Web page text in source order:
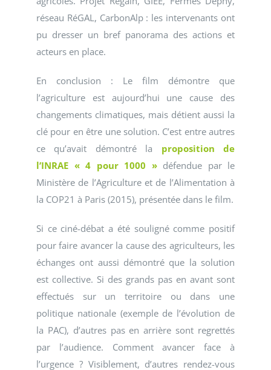
réseau RéGAL, CarbonAlp : les intervenants ont
pu dresser un bref panorama des actions et
acteurs en place.
En conclusion : Le film démontre que
l’agriculture est aujourd’hui une cause des
changements climatiques, mais détient aussi la
clé pour en être une solution. C’est entre autres
ce qu’avait démontré la proposition de
l’INRAE « 4 pour 1000 »défendue par le
Ministère de l’Agriculture et de l’Alimentation à
la COP21 à Paris (2015), présentée dans le film.
Si ce ciné-débat a été souligné comme positif
pour faire avancer la cause des agriculteurs, les
échanges ont aussi démontré que la solution
est collective. Si des grands pas en avant sont
effectués sur un territoire ou dans une
politique nationale (exemple de l’évolution de
la PAC), d’autres pas en arrière sont regrettés
par l’audience. Comment avancer face à
l’urgence ? Visiblement, d’autres rendez-vous